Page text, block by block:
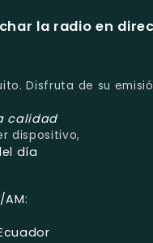
la radio en
Disfruta de su
calidad
dispositivo,
día